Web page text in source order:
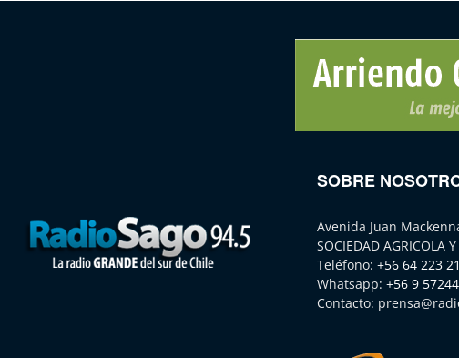
SOBRE
Avenida Juan
SOCIEDAD AGRICOLA
Teléfono: +56 64 223
Whatsapp: +56 9
Contacto: